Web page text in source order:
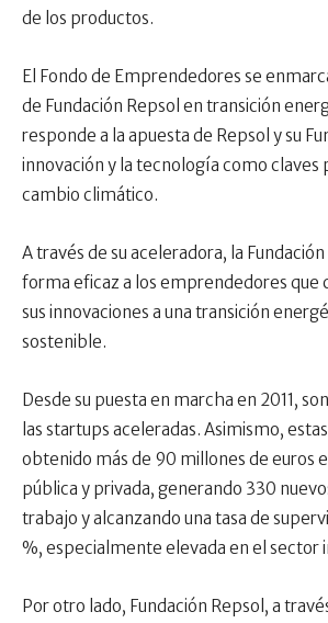
de los productos.
El Fondo de Emprendedores se
de Fundación Repsol en transición
responde a la apuesta de Repsol y su
innovación y la tecnología como claves
cambio climático.
A través de su aceleradora, la
forma eficaz a los emprendedores que
sus innovaciones a una transición
sostenible.
Desde su puesta en marcha en 2011,
las startups aceleradas. Asimismo,
obtenido más de 90 millones de euros
pública y privada, generando 330
trabajo y alcanzando una tasa de
%, especialmente elevada en el sector
Por otro lado, Fundación Repsol, a